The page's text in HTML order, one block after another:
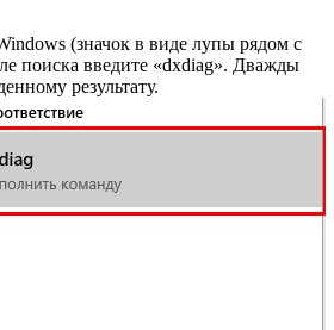
(значок в виде лупы рядом с
поиска введите «dxdiag». Дважды
результату.